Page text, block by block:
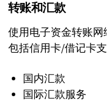
转账和汇款
使用电子资金转账网
包括信用卡/借记卡支
国内汇款
国际汇款服务